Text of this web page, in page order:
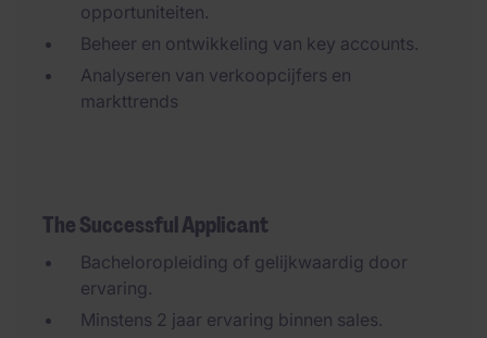
opportuniteiten.
Beheer en ontwikkeling van key accounts.
Analyseren van verkoopcijfers en
markttrends
The Successful Applicant
Bacheloropleiding of gelijkwaardig door
ervaring.
Minstens 2 jaar ervaring binnen sales.